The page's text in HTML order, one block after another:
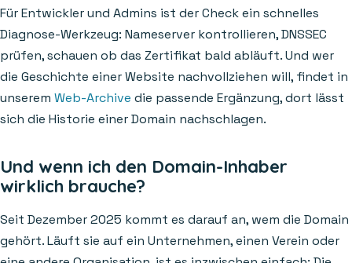
Für Entwickler und Admins ist der Check ein schnelles
Diagnose-Werkzeug: Nameserver kontrollieren, DNSSEC
prüfen, schauen ob das Zertifikat bald abläuft. Und wer
die Geschichte einer Website nachvollziehen will, findet in
unserem Web-Archive die passende Ergänzung, dort lässt
sich die Historie einer Domain nachschlagen.
Und wenn ich den Domain-Inhaber
wirklich brauche?
Seit Dezember 2025 kommt es darauf an, wem die Domain
gehört. Läuft sie auf ein Unternehmen, einen Verein oder